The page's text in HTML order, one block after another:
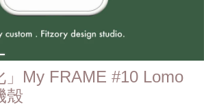
」My FRAME #10 Lomo
殼